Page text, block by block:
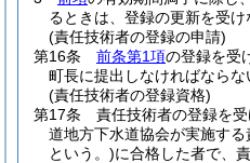
るときは、登録の更新を受け
(責任技術者の登録の申請)
第16条
前条第1項の登録を受
町長に提出しなければならな
(責任技術者の登録資格)
第17条
責任技術者の登録を
道地方下水道協会が実施す
という。)に合格した者で、